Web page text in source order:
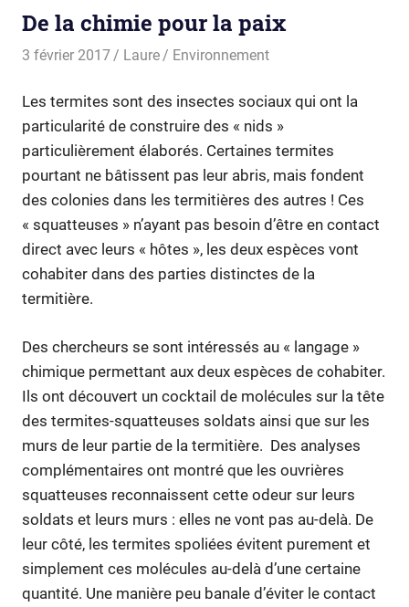
De la chimie pour la paix
3 février 2017 Laure Environnement
Les termites sont des insectes sociaux qui ont la
particularité de construire des « nids »
particulièrement élaborés. Certaines termites
pourtant ne bâtissent pas leur abris, mais fondent
des colonies dans les termitières des autres ! Ces
« squatteuses » n’ayant pas besoin d’être en contact
direct avec leurs « hôtes », les deux espèces vont
cohabiter dans des parties distinctes de la
termitière.
Des chercheurs se sont intéressés au « langage »
chimique permettant aux deux espèces de cohabiter.
Ils ont découvert un cocktail de molécules sur la tête
des termites-squatteuses soldats ainsi que sur les
murs de leur partie de la termitière. Des analyses
complémentaires ont montré que les ouvrières
squatteuses reconnaissent cette odeur sur leurs
soldats et leurs murs : elles ne vont pas au-delà. De
leur côté, les termites spoliées évitent purement et
simplement ces molécules au-delà d’une certaine
quantité. Une manière peu banale d’éviter le contact